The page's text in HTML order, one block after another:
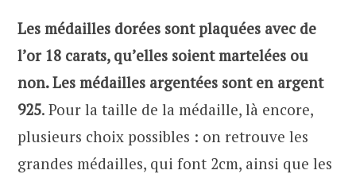
Les médailles dorées sont plaquées avec de
l’or 18 carats, qu’elles soient martelées ou
non. Les médailles argentées sont en argent
925. Pour la taille de la médaille, là encore,
plusieurs choix possibles : on retrouve les
grandes médailles, qui font 2cm, ainsi que les